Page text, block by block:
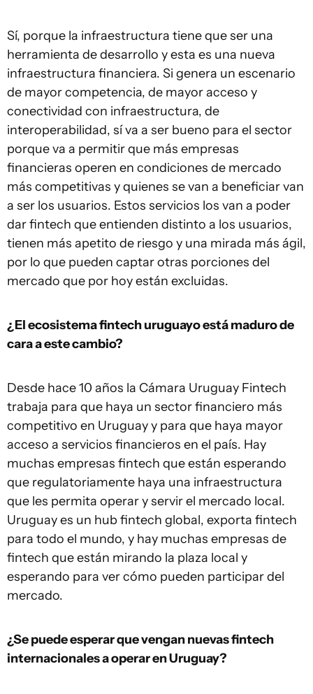
Sí, porque la infraestructura tiene que ser una
herramienta de desarrollo y esta es una nueva
infraestructura financiera. Si genera un escenario
de mayor competencia, de mayor acceso y
conectividad con infraestructura, de
interoperabilidad, sí va a ser bueno para el sector
porque va a permitir que más empresas
financieras operen en condiciones de mercado
más competitivas y quienes se van a beneficiar van
a ser los usuarios. Estos servicios los van a poder
dar fintech que entienden distinto a los usuarios,
tienen más apetito de riesgo y una mirada más ágil,
por lo que pueden captar otras porciones del
mercado que por hoy están excluidas.
¿El ecosistema fintech uruguayo está maduro de
cara a este cambio?
Desde hace 10 años la Cámara Uruguay Fintech
trabaja para que haya un sector financiero más
competitivo en Uruguay y para que haya mayor
acceso a servicios financieros en el país. Hay
muchas empresas fintech que están esperando
que regulatoriamente haya una infraestructura
que les permita operar y servir el mercado local.
Uruguay es un hub fintech global, exporta fintech
para todo el mundo, y hay muchas empresas de
fintech que están mirando la plaza local y
esperando para ver cómo pueden participar del
mercado.
¿Se puede esperar que vengan nuevas fintech
internacionales a operar en Uruguay?